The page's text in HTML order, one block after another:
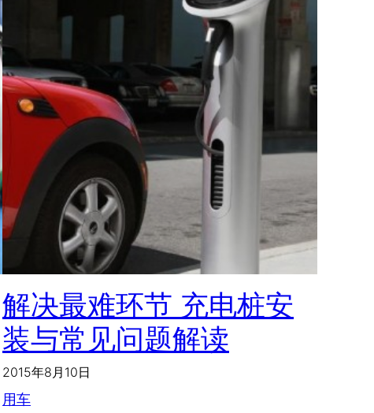
解决最难环节 充电桩安
装与常见问题解读
2015年8月10日
用车